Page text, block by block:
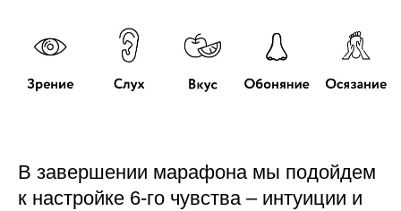
В завершении марафона мы подойдем
к настройке 6-го чувства – интуиции и